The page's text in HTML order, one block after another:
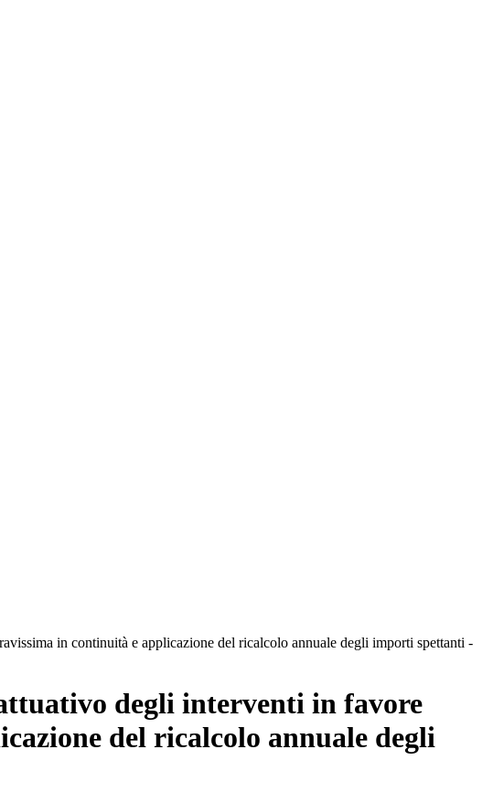
in continuità e applicazione del ricalcolo annuale degli importi spettanti -
degli interventi in favore
del ricalcolo annuale degli